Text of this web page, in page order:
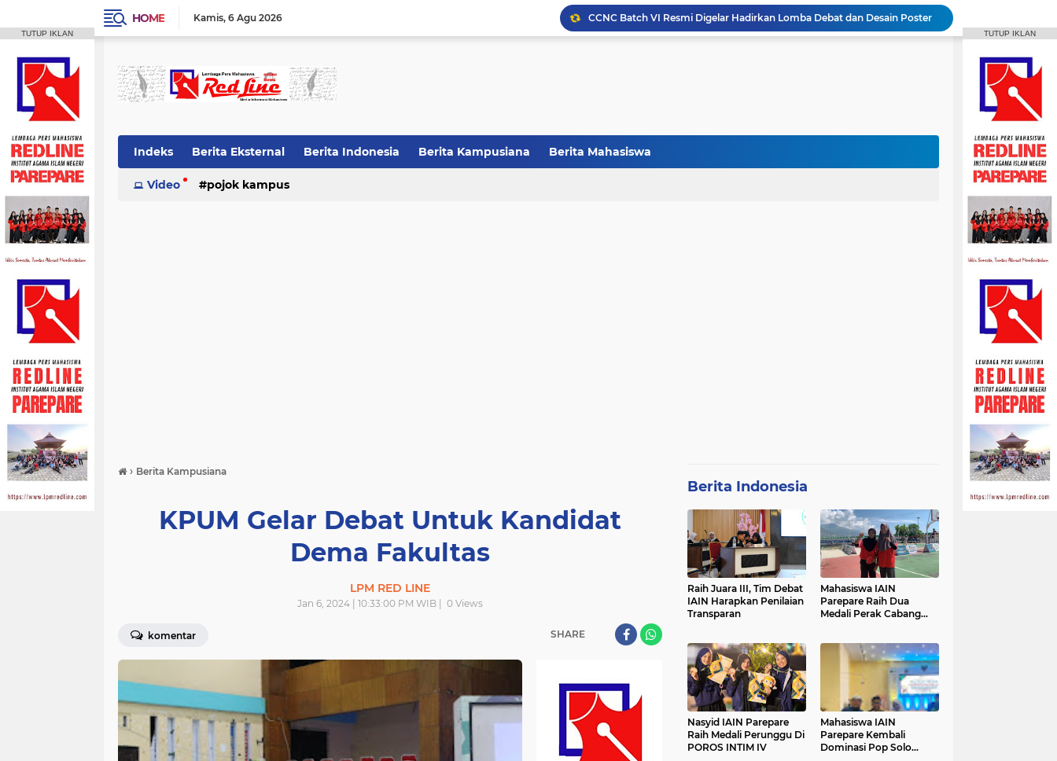
HOME Kamis 6 Agu 2026
Aktif Berorganisasi, Wakil Ketua Umum HMPS MPI Raih 5 Medali Emas ISSC
FAKSHI Gelar Yudisium, Mahasiswa Diajak Terus Semangat Berproses
Balai Pelestarian Kebudayaan Sulsel Gelar Focus Group Discussion
Animasi IAIN Parepare Resmi Gelar Traktor 2026, Siapkan Kader Jadi Trainer
Indeks Berita Eksternal Berita Indonesia Berita Kampusiana Berita Mahasiswa
Video pojok kampus
› Berita Kampusiana
KPUM Gelar Debat Untuk Kandidat
Dema Fakultas
LPM RED LINE
Jan 6, 2024 | 10:33:00 PM WIB | 0 Views
komentar SHARE
Berita Indonesia
Raih Juara III, Tim Debat
IAIN Harapkan Penilaian
Transparan
Mahasiswa IAIN
Parepare Raih Dua
Medali Perak Cabang
Nasyid IAIN Parepare
Raih Medali Perunggu Di
POROS INTIM IV
Mahasiswa IAIN
Parepare Kembali
Dominasi Pop Solo
TUTUP IKLAN TUTUP IKLAN